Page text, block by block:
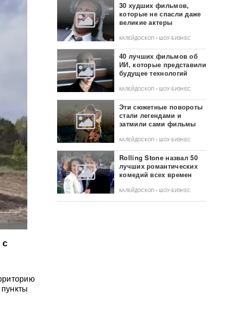
30 худших фильмов,
которые не спасли даже
великие актеры
КАЛЕЙДОСКОП • ШОУ-БИЗНЕС
40 лучших фильмов об
ИИ, которые представили
будущее технологий
КАЛЕЙДОСКОП • ШОУ-БИЗНЕС
Эти сюжетные повороты
стали легендами и
затмили сами фильмы
КАЛЕЙДОСКОП • ШОУ-БИЗНЕС
Rolling Stone назвал 50
лучших романтических
комедий всех времен
КАЛЕЙДОСКОП • ШОУ-БИЗНЕС